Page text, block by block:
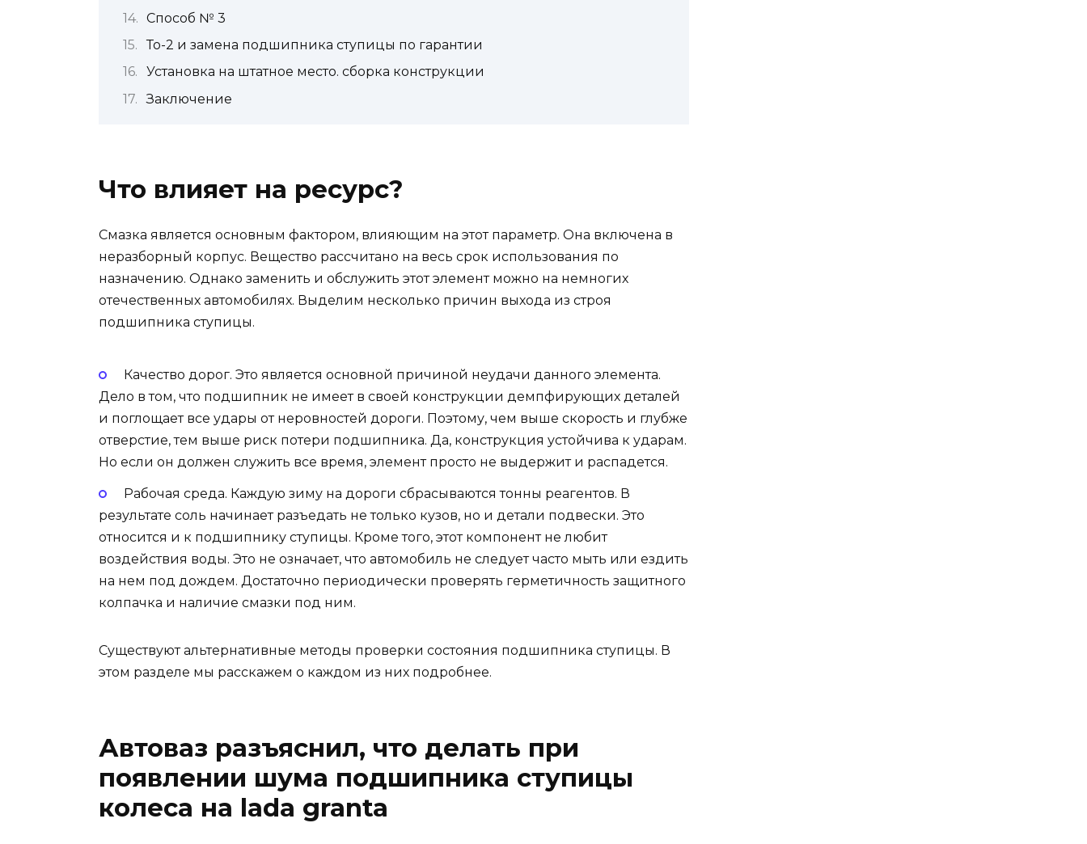
Способ № 3
То-2 и замена подшипника ступицы по гарантии
Установка на штатное место. сборка конструкции
Заключение
Что влияет на ресурс?
Смазка является основным фактором, влияющим на этот параметр. Она включена в
неразборный корпус. Вещество рассчитано на весь срок использования по
назначению. Однако заменить и обслужить этот элемент можно на немногих
отечественных автомобилях. Выделим несколько причин выхода из строя
подшипника ступицы.
Качество дорог. Это является основной причиной неудачи данного элемента.
Дело в том, что подшипник не имеет в своей конструкции демпфирующих деталей
и поглощает все удары от неровностей дороги. Поэтому, чем выше скорость и глубже
отверстие, тем выше риск потери подшипника. Да, конструкция устойчива к ударам.
Но если он должен служить все время, элемент просто не выдержит и распадется.
Рабочая среда. Каждую зиму на дороги сбрасываются тонны реагентов. В
результате соль начинает разъедать не только кузов, но и детали подвески. Это
относится и к подшипнику ступицы. Кроме того, этот компонент не любит
воздействия воды. Это не означает, что автомобиль не следует часто мыть или ездить
на нем под дождем. Достаточно периодически проверять герметичность защитного
колпачка и наличие смазки под ним.
Существуют альтернативные методы проверки состояния подшипника ступицы. В
этом разделе мы расскажем о каждом из них подробнее.
Автоваз разъяснил, что делать при
появлении шума подшипника ступицы
колеса на lada granta